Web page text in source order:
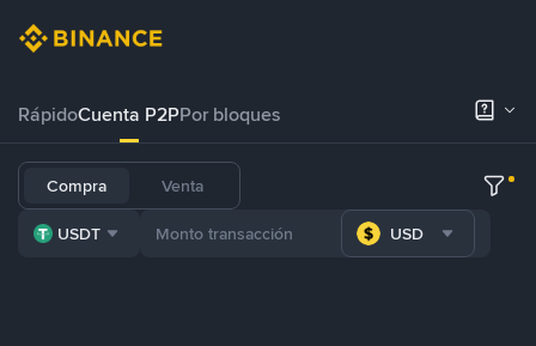
RápidoCuenta P2PPor bloques
Compra Venta
USDT USD